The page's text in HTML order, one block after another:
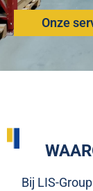
Onze
Bij LIS-